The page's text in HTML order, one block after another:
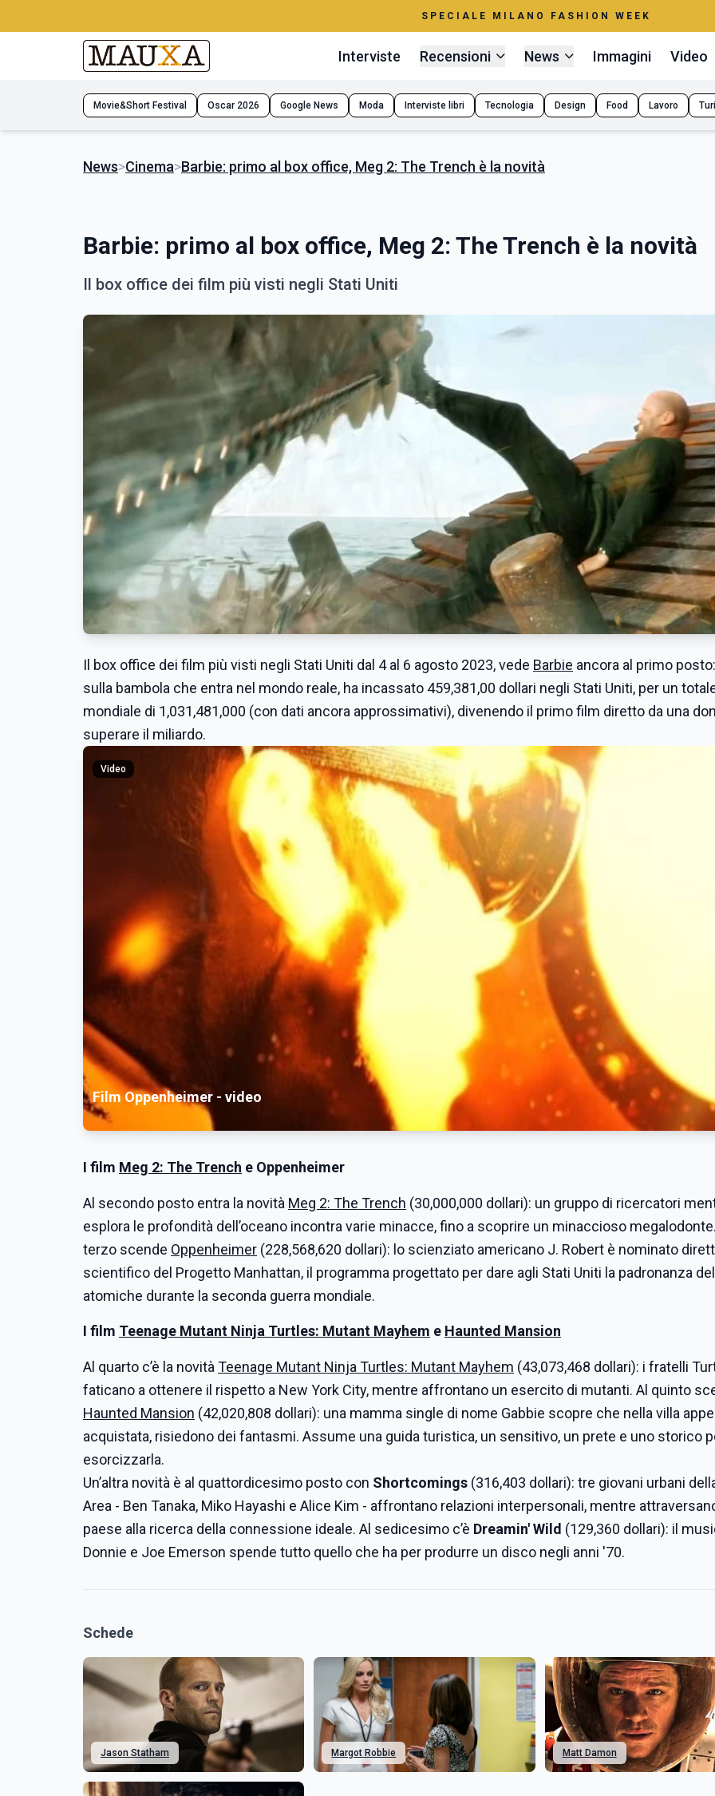
SPECIALE MILANO FASHION WEEK
Interviste Recensioni News Immagini Video
Movie&Short Festival Oscar 2026 Google News Moda Interviste libri Tecnologia Design Food Lavoro
News>Cinema>Barbie: primo al box office, Meg 2: The Trench è la novità
Barbie: primo al box office, Meg 2: The Trench è la novità
Il box office dei film più visti negli Stati Uniti
Il box office dei film più visti negli Stati Uniti dal 4 al 6 agosto 2023, vede Barbie ancora al primo
sulla bambola che entra nel mondo reale, ha incassato 459,381,00 dollari negli Stati Uniti, per un
mondiale di 1,031,481,000 (con dati ancora approssimativi), divenendo il primo film diretto da una
superare il miliardo.
Video
Film Oppenheimer - video
I film Meg 2: The Trench e Oppenheimer
Al secondo posto entra la novità Meg 2: The Trench (30,000,000 dollari): un gruppo di ricercatori
esplora le profondità dell’oceano incontra varie minacce, fino a scoprire un minaccioso
terzo scende Oppenheimer (228,568,620 dollari): lo scienziato americano J. Robert è nominato
scientifico del Progetto Manhattan, il programma progettato per dare agli Stati Uniti la padronanza
atomiche durante la seconda guerra mondiale.
I film Teenage Mutant Ninja Turtles: Mutant Mayhem e Haunted Mansion
Al quarto c’è la novità Teenage Mutant Ninja Turtles: Mutant Mayhem (43,073,468 dollari): i fratelli
faticano a ottenere il rispetto a New York City, mentre affrontano un esercito di mutanti. Al quinto
Haunted Mansion (42,020,808 dollari): una mamma single di nome Gabbie scopre che nella villa
acquistata, risiedono dei fantasmi. Assume una guida turistica, un sensitivo, un prete e uno storico
esorcizzarla.
Un’altra novità è al quattordicesimo posto con Shortcomings (316,403 dollari): tre giovani urbani
Area - Ben Tanaka, Miko Hayashi e Alice Kim - affrontano relazioni interpersonali, mentre
paese alla ricerca della connessione ideale. Al sedicesimo c’è Dreamin' Wild (129,360 dollari): il
Donnie e Joe Emerson spende tutto quello che ha per produrre un disco negli anni '70.
Schede
Jason Statham Margot Robbie Matt Damon